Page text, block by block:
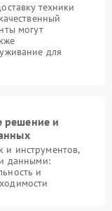
техники
могут
для
решение и
и инструментов,
данными:
и